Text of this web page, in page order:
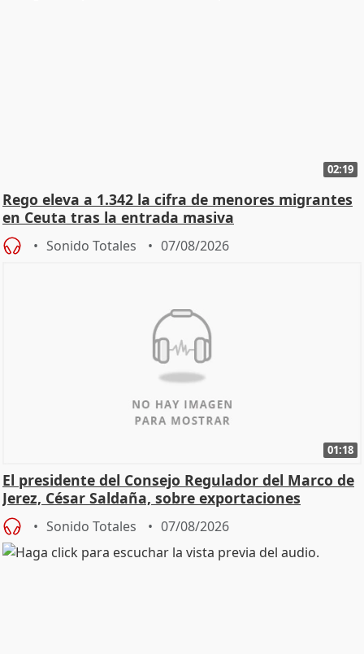
02:19
Rego eleva a 1.342 la cifra de menores migrantes
en Ceuta tras la entrada masiva
Sonido Totales 07/08/2026
01:18
El presidente del Consejo Regulador del Marco de
Jerez, César Saldaña, sobre exportaciones
Sonido Totales 07/08/2026